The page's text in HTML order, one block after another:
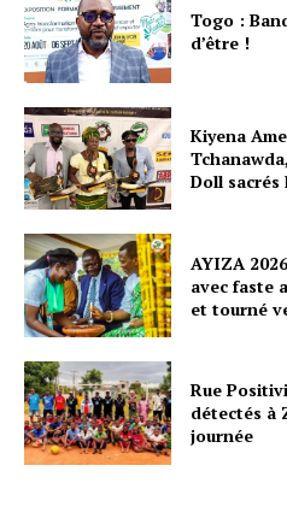
Togo :
d’être !
Kiyena
Doll sacrés
AYIZA
avec faste
et tourné
Rue
détectés à
journée